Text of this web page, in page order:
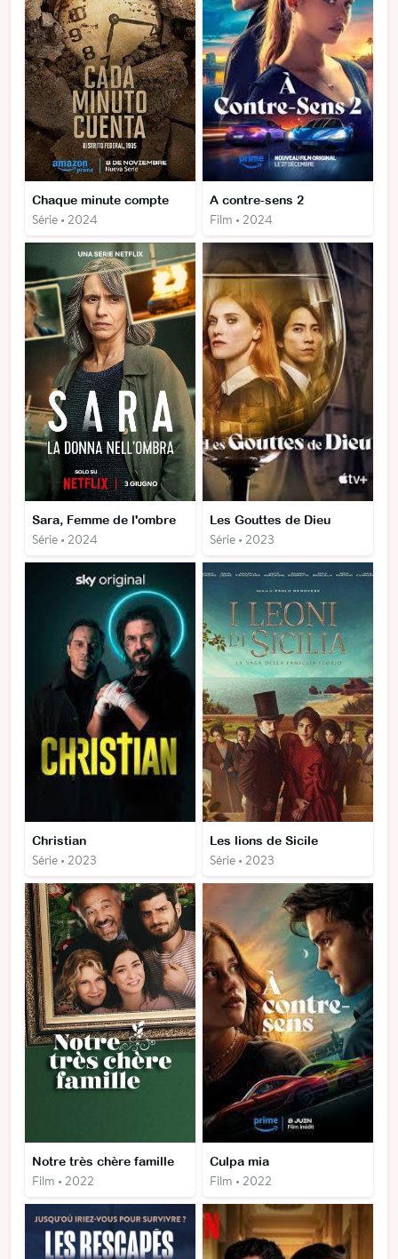
Chaque minute compte
Série • 2024
A contre-sens 2
Film • 2024
Sara, Femme de l'ombre
Série • 2024
Les Gouttes de Dieu
Série • 2023
Christian
Série • 2023
Les lions de Sicile
Série • 2023
Notre très chère famille
Film • 2022
Culpa mia
Film • 2022